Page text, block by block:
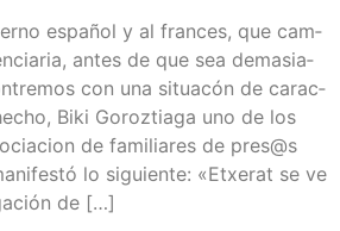
espa­ñol y al fran­ces, que cam­
antes de que sea dema­sia­
con una situa­cón de carac­
Biki Goroz­tia­ga uno de los
de fami­lia­res de pres@s
lo siguien­te: «Etxe­rat se ve
de […]